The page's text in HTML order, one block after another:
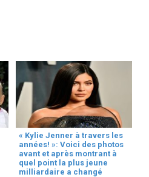
« Kylie Jenner à travers les
années! »: Voici des photos
avant et après montrant à
quel point la plus jeune
milliardaire a changé